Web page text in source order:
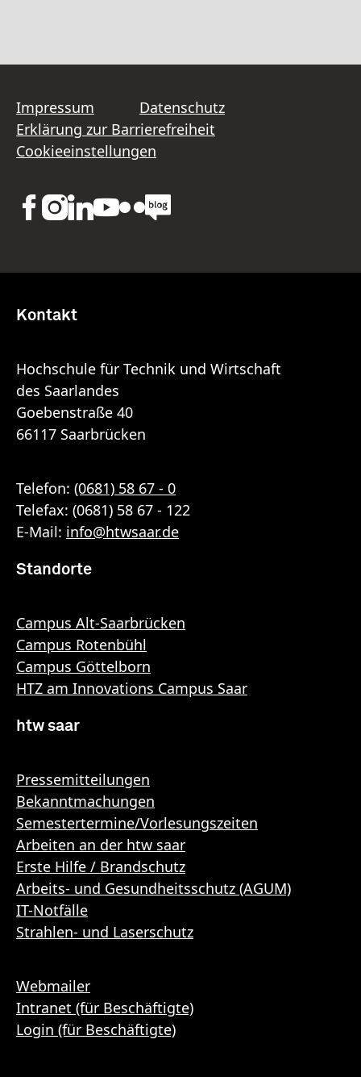
Impressum
Datenschutz
Erklärung zur Barrierefreiheit
Cookieeinstellungen
Kontakt
Hochschule für Technik und Wirtschaft
des Saarlandes
Goebenstraße 40
66117 Saarbrücken
Telefon: (0681) 58 67 - 0
Telefax: (0681) 58 67 - 122
E-Mail: info@htwsaar.de
Standorte
Campus Alt-Saarbrücken
Campus Rotenbühl
Campus Göttelborn
HTZ am Innovations Campus Saar
htw saar
Pressemitteilungen
Bekanntmachungen
Semestertermine/Vorlesungszeiten
Arbeiten an der htw saar
Erste Hilfe / Brandschutz
Arbeits- und Gesundheitsschutz (AGUM)
IT-Notfälle
Strahlen- und Laserschutz
Webmailer
Intranet (für Beschäftigte)
Login (für Beschäftigte)